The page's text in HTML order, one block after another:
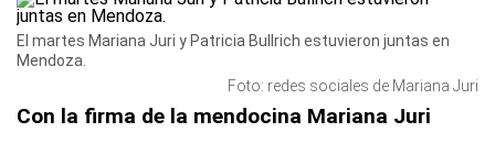
El martes Mariana Juri y Patricia Bullrich estuvieron juntas en
Mendoza.
Foto: redes sociales de Mariana Juri
Con la firma de la mendocina Mariana Juri